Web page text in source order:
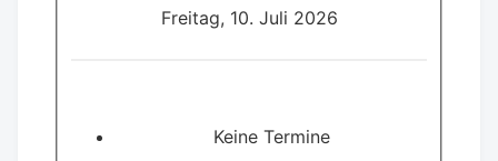
Freitag, 10. Juli 2026
Keine Termine